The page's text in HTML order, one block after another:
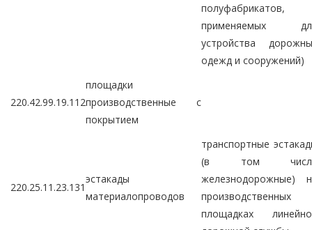
полуфабрикатов,
применяемых
устройства
одежд и сооружений)
220.42.99.19.112
площадки
производственные с
покрытием
220.25.11.23.131
эстакады
материалопроводов
транспортные
(в том
железнодорожные)
производственных
площадках